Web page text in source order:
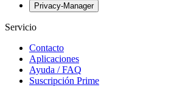
Privacy-Manager
Servicio
Contacto
Aplicaciones
Ayuda / FAQ
Suscripción Prime